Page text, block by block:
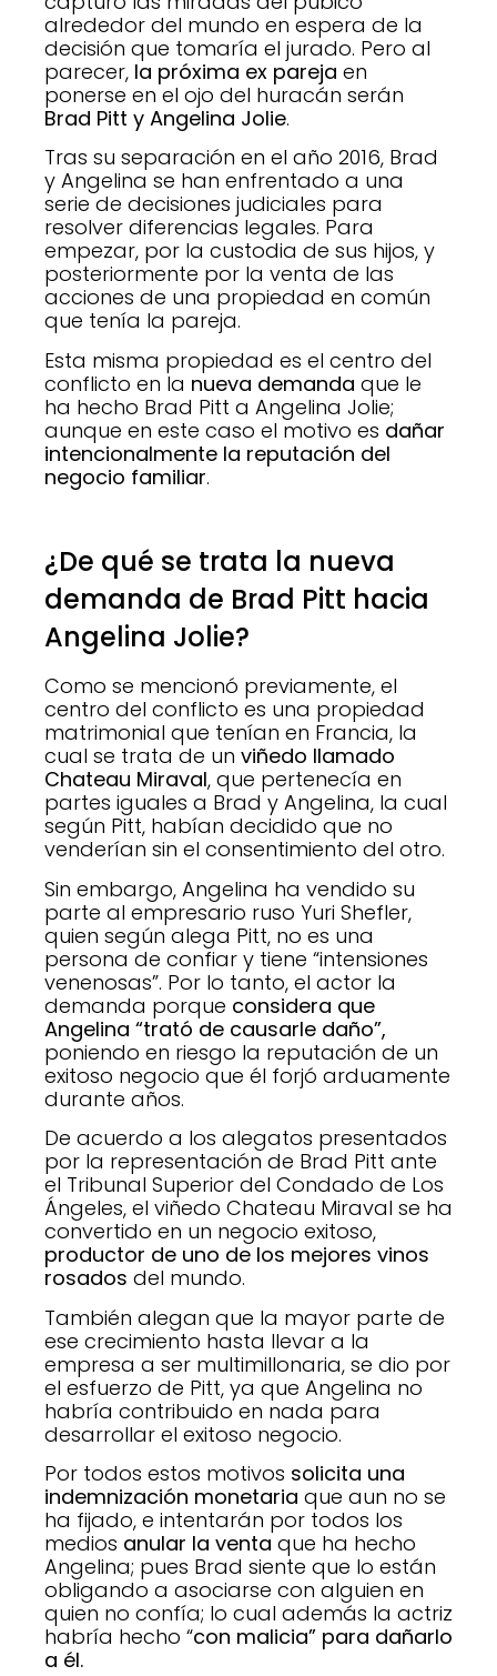
alrededor del mundo en espera de la
decisión que tomaría el jurado. Pero al
parecer, la próxima ex pareja en
ponerse en el ojo del huracán serán
Brad Pitt y Angelina Jolie.
Tras su separación en el año 2016, Brad
y Angelina se han enfrentado a una
serie de decisiones judiciales para
resolver diferencias legales. Para
empezar, por la custodia de sus hijos, y
posteriormente por la venta de las
acciones de una propiedad en común
que tenía la pareja.
Esta misma propiedad es el centro del
conflicto en la nueva demanda que le
ha hecho Brad Pitt a Angelina Jolie;
aunque en este caso el motivo es dañar
intencionalmente la reputación del
negocio familiar.
¿De qué se trata la nueva
demanda de Brad Pitt hacia
Angelina Jolie?
Como se mencionó previamente, el
centro del conflicto es una propiedad
matrimonial que tenían en Francia, la
cual se trata de un viñedo llamado
Chateau Miraval, que pertenecía en
partes iguales a Brad y Angelina, la cual
según Pitt, habían decidido que no
venderían sin el consentimiento del otro.
Sin embargo, Angelina ha vendido su
parte al empresario ruso Yuri Shefler,
quien según alega Pitt, no es una
persona de confiar y tiene “intensiones
venenosas”. Por lo tanto, el actor la
demanda porque considera que
Angelina “trató de causarle daño”,
poniendo en riesgo la reputación de un
exitoso negocio que él forjó arduamente
durante años.
De acuerdo a los alegatos presentados
por la representación de Brad Pitt ante
el Tribunal Superior del Condado de Los
Ángeles, el viñedo Chateau Miraval se ha
convertido en un negocio exitoso,
productor de uno de los mejores vinos
rosados del mundo.
También alegan que la mayor parte de
ese crecimiento hasta llevar a la
empresa a ser multimillonaria, se dio por
el esfuerzo de Pitt, ya que Angelina no
habría contribuido en nada para
desarrollar el exitoso negocio.
Por todos estos motivos solicita una
indemnización monetaria que aun no se
ha fijado, e intentarán por todos los
medios anular la venta que ha hecho
Angelina; pues Brad siente que lo están
obligando a asociarse con alguien en
quien no confía; lo cual además la actriz
habría hecho “con malicia” para dañarlo
a él.